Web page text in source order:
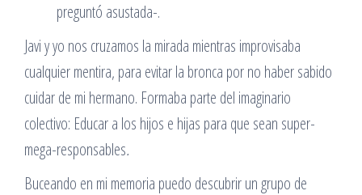
preguntó asustada-.
Javi y yo nos cruzamos la mirada mientras improvisaba
cualquier mentira, para evitar la bronca por no haber sabido
cuidar de mi hermano. Formaba parte del imaginario
colectivo: Educar a los hijos e hijas para que sean super-
mega-responsables.
Buceando en mi memoria puedo descubrir un grupo de